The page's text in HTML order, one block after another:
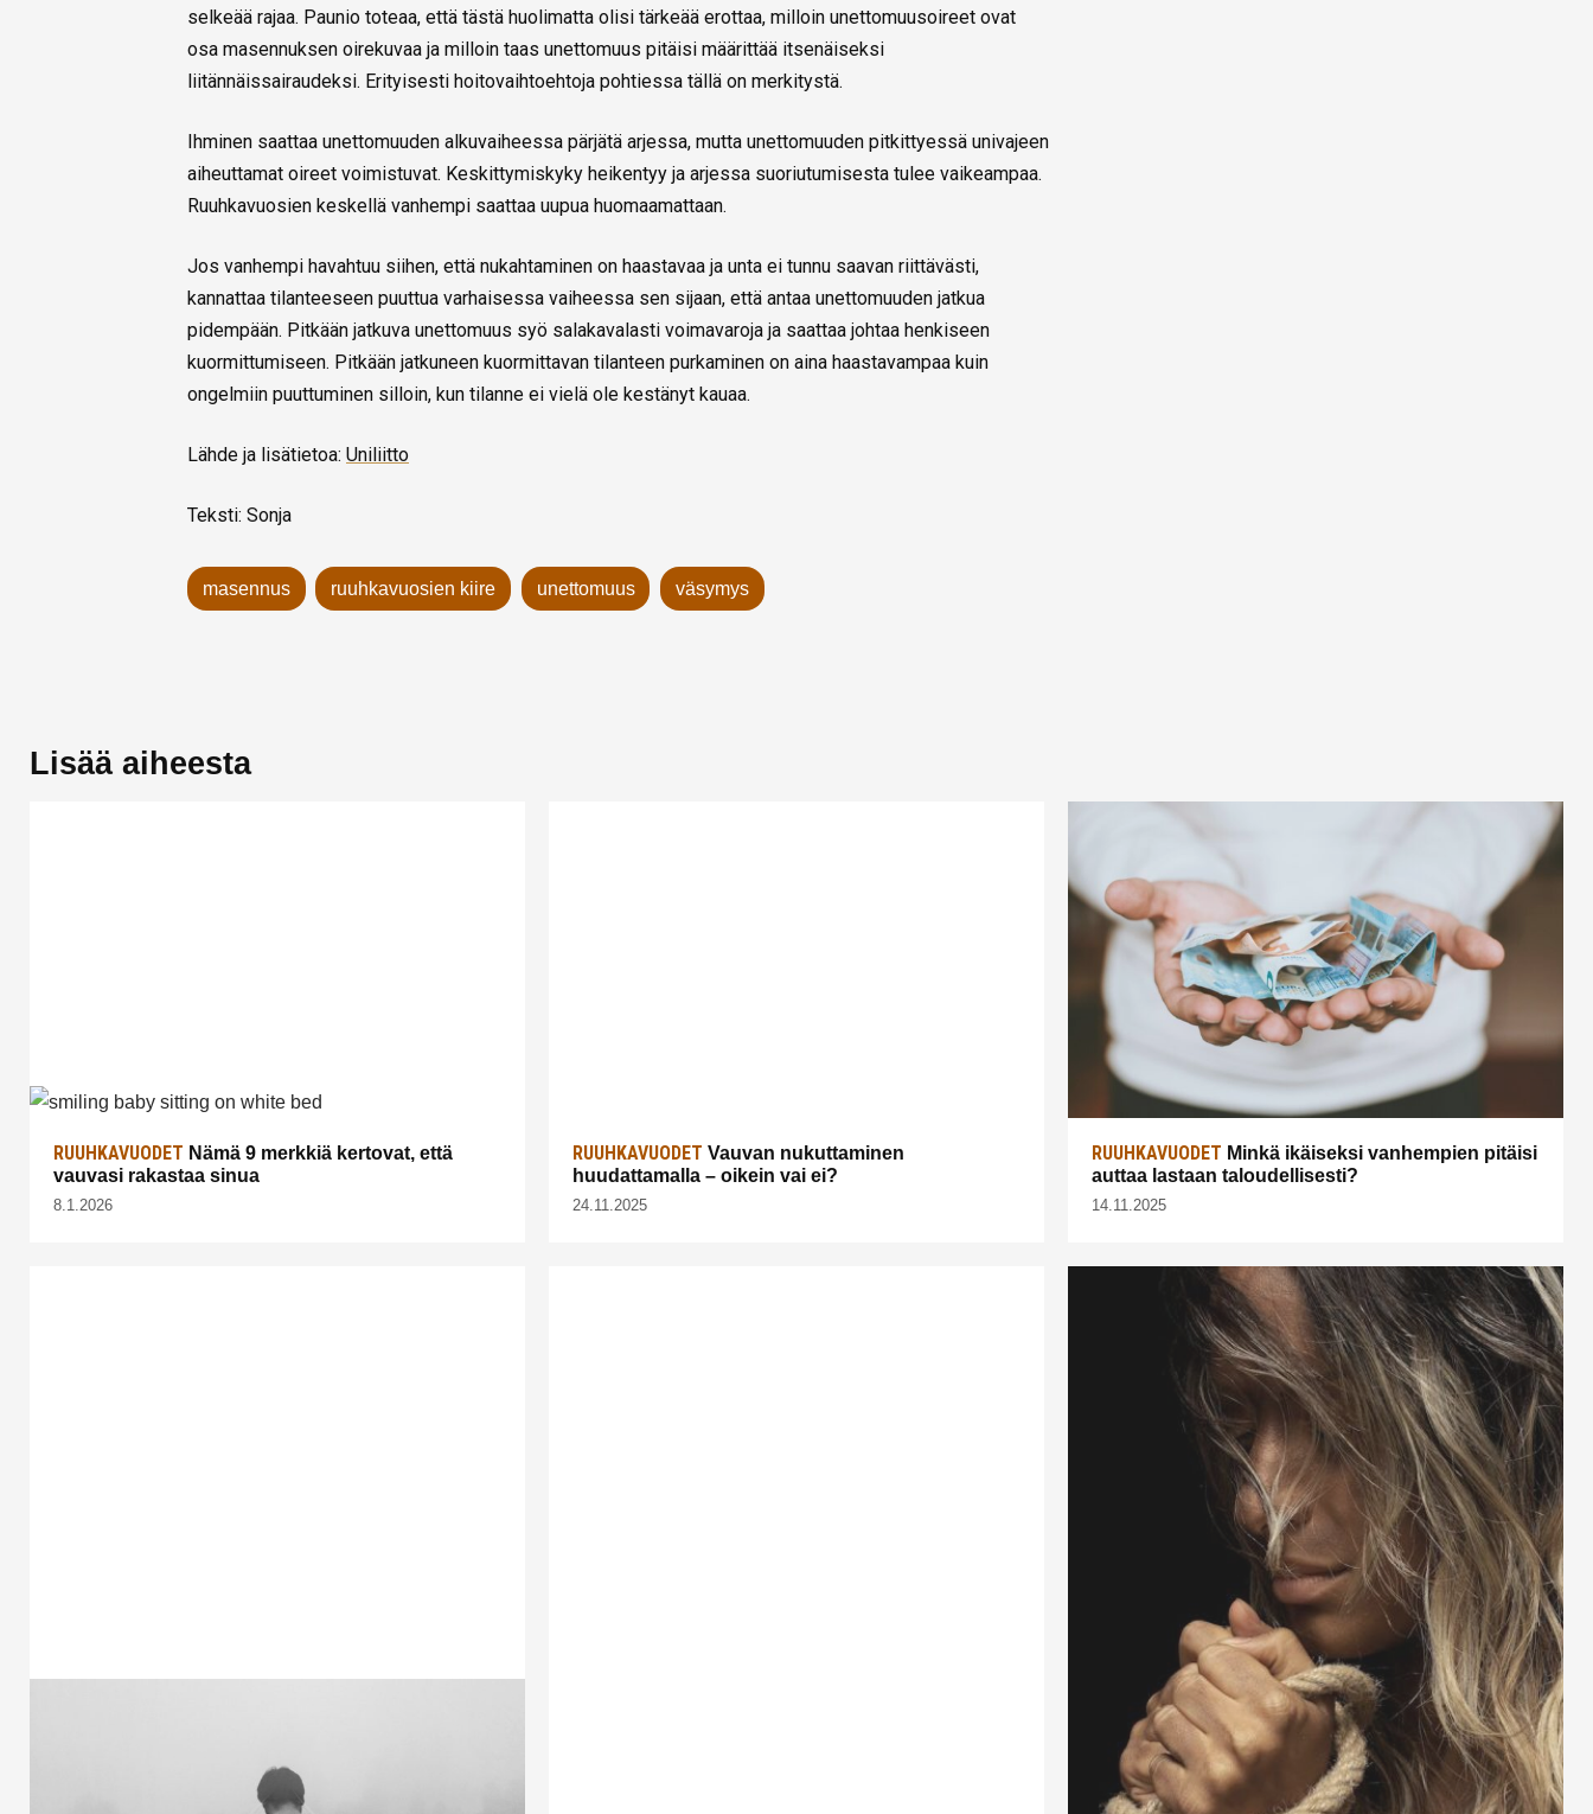
selkeää rajaa. Paunio toteaa, että tästä huolimatta olisi tärkeää erottaa, milloin unettomuusoireet ovat
osa masennuksen oirekuvaa ja milloin taas unettomuus pitäisi määrittää itsenäiseksi
liitännäissairaudeksi. Erityisesti hoitovaihtoehtoja pohtiessa tällä on merkitystä.
Ihminen saattaa unettomuuden alkuvaiheessa pärjätä arjessa, mutta unettomuuden pitkittyessä univajeen
aiheuttamat oireet voimistuvat. Keskittymiskyky heikentyy ja arjessa suoriutumisesta tulee vaikeampaa.
Ruuhkavuosien keskellä vanhempi saattaa uupua huomaamattaan.
Jos vanhempi havahtuu siihen, että nukahtaminen on haastavaa ja unta ei tunnu saavan riittävästi,
kannattaa tilanteeseen puuttua varhaisessa vaiheessa sen sijaan, että antaa unettomuuden jatkua
pidempään. Pitkään jatkuva unettomuus syö salakavalasti voimavaroja ja saattaa johtaa henkiseen
kuormittumiseen. Pitkään jatkuneen kuormittavan tilanteen purkaminen on aina haastavampaa kuin
ongelmiin puuttuminen silloin, kun tilanne ei vielä ole kestänyt kauaa.
Lähde ja lisätietoa: Uniliitto
Teksti: Sonja
masennus ruuhkavuosien kiire unettomuus väsymys
Lisää aiheesta
RUUHKAVUODET Nämä 9 merkkiä kertovat, että
vauvasi rakastaa sinua
8.1.2026
RUUHKAVUODET Vauvan nukuttaminen
huudattamalla – oikein vai ei?
24.11.2025
RUUHKAVUODET Minkä ikäiseksi vanhempien pitäisi
auttaa lastaan taloudellisesti?
14.11.2025